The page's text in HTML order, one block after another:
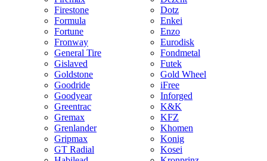
Firestone
Formula
Fortune
Fronway
General Tire
Gislaved
Goldstone
Goodride
Goodyear
Greentrac
Gremax
Grenlander
Gripmax
GT Radial
Dotz
Enkei
Enzo
Eurodisk
Fondmetal
Futek
Gold Wheel
iFree
Inforged
K&K
KFZ
Khomen
Konig
Kosei